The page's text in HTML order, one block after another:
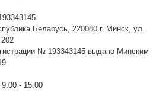
Беларусь, 220080 г. Минск, ул.
№ 193343145 выдано Минским
- 15:00